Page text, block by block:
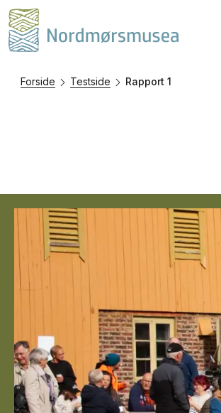
Forside Testside Rapport 1